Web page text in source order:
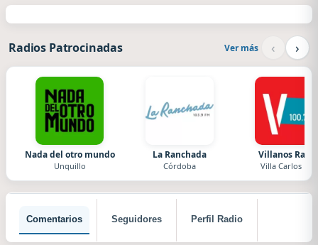
Radios Patrocinadas Ver más ‹ ›
Nada del otro mundo
Unquillo
La Ranchada
Córdoba
Villanos
Villa Carlos Paz
Comentarios Seguidores Perfil Radio